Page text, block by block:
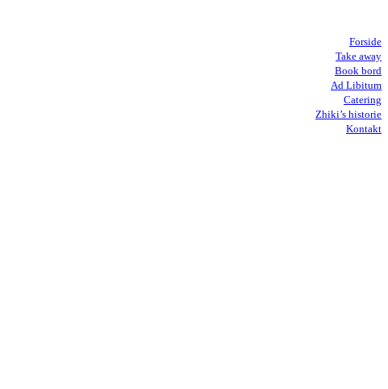
Forside
Take away
Book bord
Ad Libitum
Catering
Zhiki’s historie
Kontakt